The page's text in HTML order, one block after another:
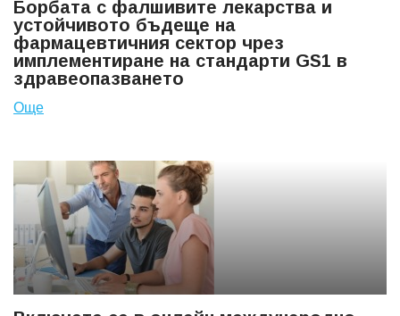
Борбата с фалшивите лекарства и
устойчивото бъдеще на
фармацевтичния сектор чрез
имплементиране на стандарти GS1 в
здравеопазването
Още